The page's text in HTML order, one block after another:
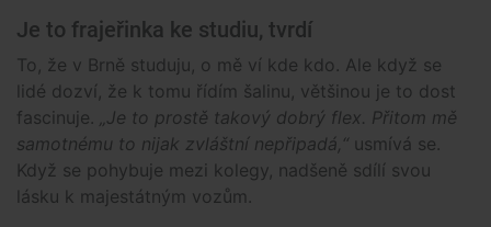
Je to frajeřinka ke studiu, tvrdí
To, že v Brně studuju, o mě ví kde kdo. Ale když se
lidé dozví, že k tomu řídím šalinu, většinou je to dost
fascinuje.
„Je to prostě takový dobrý flex. Přitom mě
samotnému to nijak zvláštní nepřipadá,“ usmívá se.
Když se pohybuje mezi kolegy, nadšeně sdílí svou
lásku k majestátným vozům.